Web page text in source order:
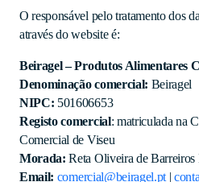
O responsável pelo tratamento dos
através do website é:
Beiragel – Produtos Alimentares
Denominação comercial: Beiragel
NIPC: 501606653
Registo comercial: matriculada na
Comercial de Viseu
Morada: Reta Oliveira de
Email: comercial@beiragel.pt |